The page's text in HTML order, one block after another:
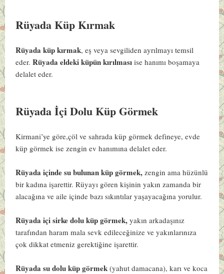
Rüyada Küp Kırmak
Rüyada küp kırmak, eş veya sevgiliden ayrılmayı temsil
eder.Rüyada eldeki küpün kırılmasıise hanımı boşamaya
delalet eder.
Rüyada İçi Dolu Küp Görmek
Kirmani’ye göre,çöl ve sahrada küp görmek defineye, evde
küp görmek ise zengin ev hanımına delalet eder.
Rüyada içinde su bulunan küp görmek, zengin ama hüzünlü
bir kadına işarettir. Rüyayı gören kişinin yakın zamanda bir
alacağına ve aile içinde bazı sıkıntılar yaşayacağına yorulur.
Rüyada içi sirke dolu küp görmek, yakın arkadaşınız
tarafından haram mala sevk edileceğinize ve yakınlarınıza
çok dikkat etmeniz gerektiğine işarettir.
Rüyada su dolu küp görmek(yahut damacana), karı ve koca